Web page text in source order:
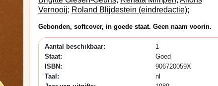
Vernooij; Roland Blijdestein (eindredactie);
Gebonden, softcover, in goede staat. Geen naam voorin.
Aantal beschikbaar:
1
Staat:
Goed
ISBN:
906720059X
Taal:
nl